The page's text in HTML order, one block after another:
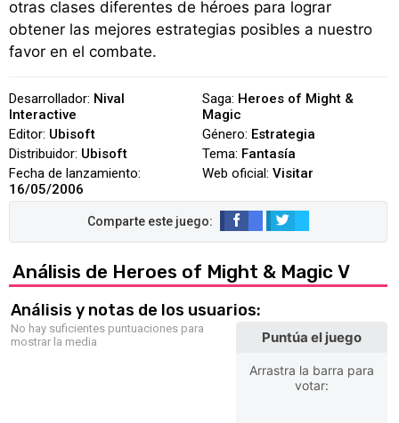
otras clases diferentes de héroes para lograr
obtener las mejores estrategias posibles a nuestro
favor en el combate.
Desarrollador: Nival
Interactive
Editor: Ubisoft
Distribuidor: Ubisoft
Fecha de lanzamiento:
16/05/2006
Saga: Heroes of Might &
Magic
Género: Estrategia
Tema: Fantasía
Web oficial: Visitar
Análisis de Heroes of Might & Magic V
Análisis y notas de los usuarios:
No hay suficientes puntuaciones para
mostrar la media
Puntúa el juego
Arrastra la barra para
votar: